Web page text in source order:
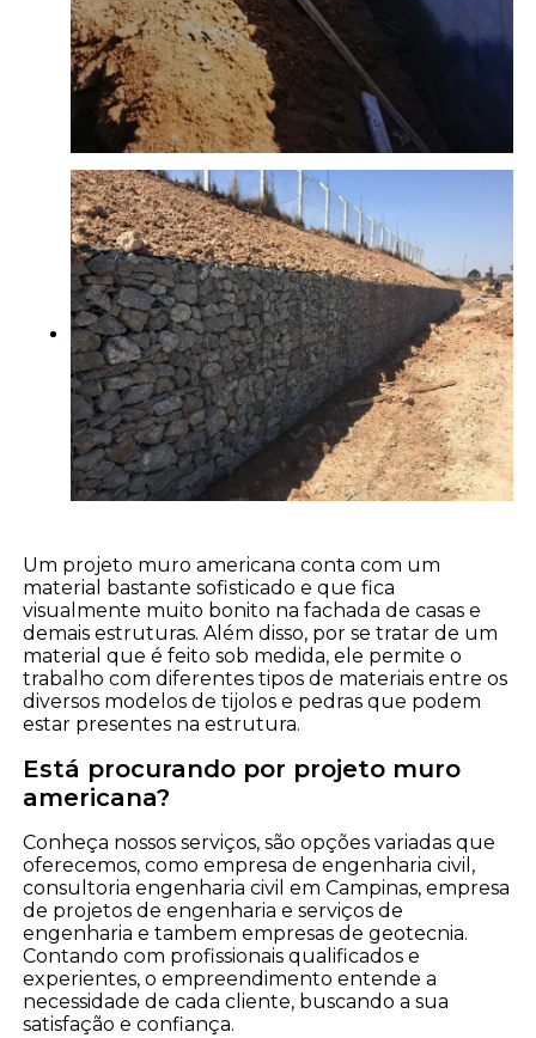
Um projeto muro americana conta com um
material bastante sofisticado e que fica
visualmente muito bonito na fachada de casas e
demais estruturas. Além disso, por se tratar de um
material que é feito sob medida, ele permite o
trabalho com diferentes tipos de materiais entre os
diversos modelos de tijolos e pedras que podem
estar presentes na estrutura.
Está procurando por projeto muro
americana?
Conheça nossos serviços, são opções variadas que
oferecemos, como empresa de engenharia civil,
consultoria engenharia civil em Campinas, empresa
de projetos de engenharia e serviços de
engenharia e tambem empresas de geotecnia.
Contando com profissionais qualificados e
experientes, o empreendimento entende a
necessidade de cada cliente, buscando a sua
satisfação e confiança.